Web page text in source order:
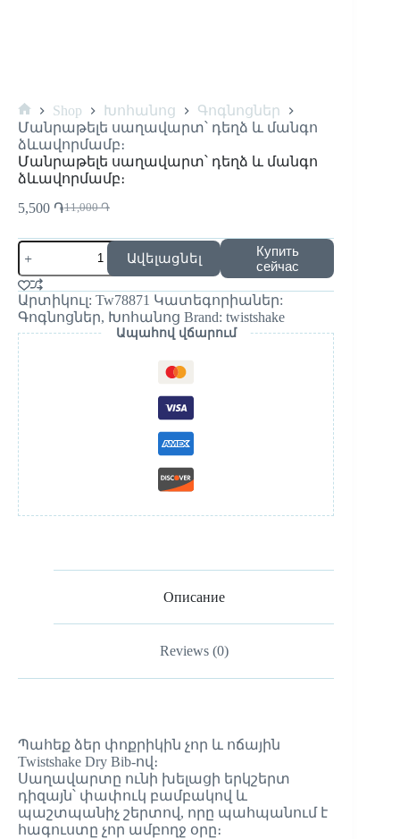
Shop Խոհանոց
Գոգնոցներ
Մանրաթելե սաղավարտ՝ դեղձ և մանգո
ձևավորմամբ։
Մանրաթելե սաղավարտ՝ դեղձ և մանգո
ձևավորմամբ։
11,000֏
5,500 ֏
Ավելացնել
Купить
сейчас
Արտիկուլ: Tw78871 Կատեգորիաներ:
Գոգնոցներ, Խոհանոց Brand: twistshake
Ապահով վճարում
Описание
Reviews (0)
Պահեք ձեր փոքրիկին չոր և ոճային
Twistshake Dry Bib-ով։
Սաղավարտը ունի խելացի երկշերտ
դիզայն՝ փափուկ բամբակով և
պաշտպանիչ շերտով, որը պահպանում է
հագուստը չոր ամբողջ օրը։